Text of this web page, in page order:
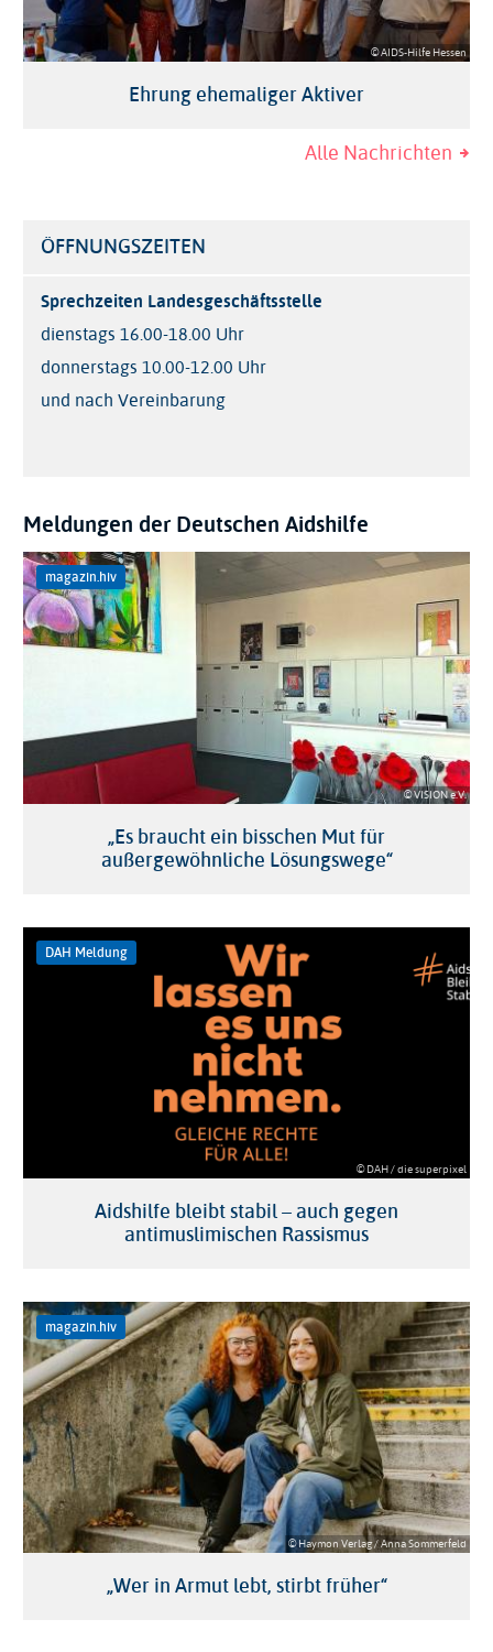
© AIDS-Hilfe Hessen
Ehrung ehemaliger Aktiver
Alle Nachrichten
ÖFFNUNGSZEITEN
Sprechzeiten Landesgeschäftsstelle
dienstags 16.00-18.00 Uhr
donnerstags 10.00-12.00 Uhr
und nach Vereinbarung
Meldungen der Deutschen Aidshilfe
© VISION e.V.
magazin.hiv
„Es braucht ein bisschen Mut für
außergewöhnliche Lösungswege“
© DAH / die superpixel
DAH Meldung
Aidshilfe bleibt stabil – auch gegen
antimuslimischen Rassismus
© Haymon Verlag / Anna Sommerfeld
magazin.hiv
„Wer in Armut lebt, stirbt früher“